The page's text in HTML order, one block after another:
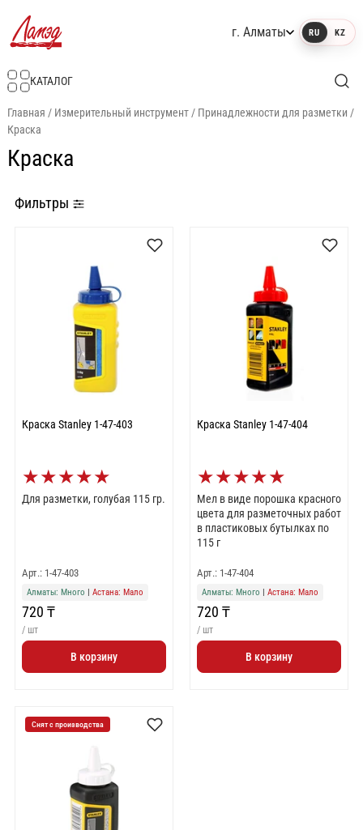
г. Алматы RU KZ
КАТАЛОГ
Главная / Измерительный инструмент/ Принадлежности для разметки /
Краска
Краска
Фильтры
Краска Stanley 1-47-403
★★★★★
Для разметки, голубая 115 гр.
Арт.: 1-47-403
Алматы: Много Астана: Мало
720 ₸
/ шт
В корзину
Краска Stanley 1-47-404
★★★★★
Мел в виде порошка красного
цвета для разметочных работ
в пластиковых бутылках по
115 г
Арт.: 1-47-404
Алматы: Много Астана: Мало
720 ₸
/ шт
В корзину
Снят с производства